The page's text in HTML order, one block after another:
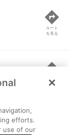
ルート
を見る
ルート
を見る
efforts.
use of our